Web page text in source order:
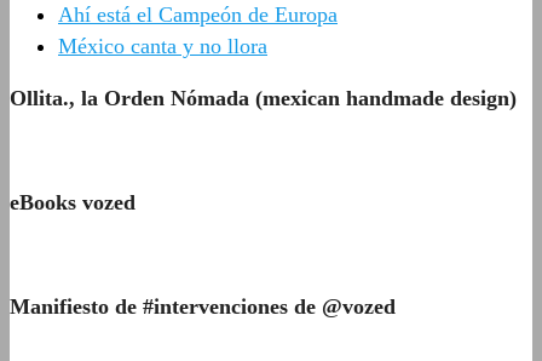
Ahí está el Campeón de Europa
México canta y no llora
Ollita., la Orden Nómada (mexican handmade design)
eBooks vozed
Manifiesto de #intervenciones de @vozed